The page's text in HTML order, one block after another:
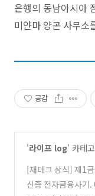
은행의 동남아시아
미얀마 양곤 사무소
공감
'라이프 log' 카테
[재테크 상식] 제1
는?
(0)
신종 전자금융사기